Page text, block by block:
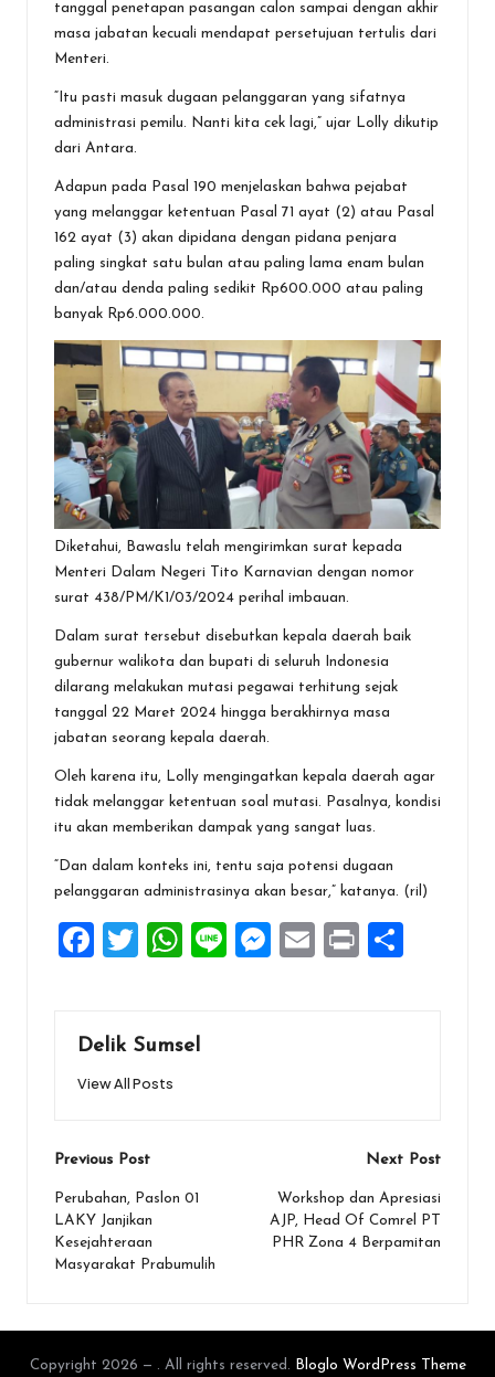
tanggal penetapan pasangan calon sampai dengan akhir
masa jabatan kecuali mendapat persetujuan tertulis dari
Menteri.
“Itu pasti masuk dugaan pelanggaran yang sifatnya
administrasi pemilu. Nanti kita cek lagi,” ujar Lolly dikutip
dari Antara.
Adapun pada Pasal 190 menjelaskan bahwa pejabat
yang melanggar ketentuan Pasal 71 ayat (2) atau Pasal
162 ayat (3) akan dipidana dengan pidana penjara
paling singkat satu bulan atau paling lama enam bulan
dan/atau denda paling sedikit Rp600.000 atau paling
banyak Rp6.000.000.
Diketahui, Bawaslu telah mengirimkan surat kepada
Menteri Dalam Negeri Tito Karnavian dengan nomor
surat 438/PM/K1/03/2024 perihal imbauan.
Dalam surat tersebut disebutkan kepala daerah baik
gubernur walikota dan bupati di seluruh Indonesia
dilarang melakukan mutasi pegawai terhitung sejak
tanggal 22 Maret 2024 hingga berakhirnya masa
jabatan seorang kepala daerah.
Oleh karena itu, Lolly mengingatkan kepala daerah agar
tidak melanggar ketentuan soal mutasi. Pasalnya, kondisi
itu akan memberikan dampak yang sangat luas.
“Dan dalam konteks ini, tentu saja potensi dugaan
pelanggaran administrasinya akan besar,” katanya. (ril)
F
b
o
k
T
er
W
s
Li
M
E
Pr
Delik Sumsel
View All Posts
Post
navigation
Previous Post
Perubahan, Paslon 01
LAKY Janjikan
Kesejahteraan
Masyarakat Prabumulih
Next Post
Workshop dan Apresiasi
AJP, Head Of Comrel PT
PHR Zona 4 Berpamitan
Copyright 2026 — . All rights reserved. Bloglo WordPress Theme